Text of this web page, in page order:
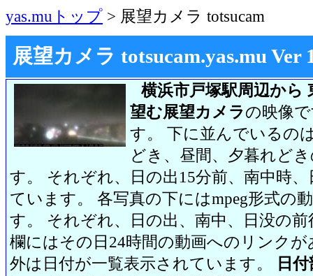
yas.muトップ > 展望カメラ totsucam
展望カメラ totsucam.yas.mu Ver
横浜市戸塚駅周辺から
望む展望カメラの映像
す。 下に並んでいるの
どき、昼間、夕暮れど
す。 それぞれ、日の出15分前、南中時
ています。 各写真の下にはmpeg形式の
す。 それぞれ、日の出、南中、日没の
欄にはその日24時間の動画へのリンク
外は日付が一覧表示されています。
日